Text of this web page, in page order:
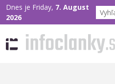
Dnes je Friday, 7. August
2026